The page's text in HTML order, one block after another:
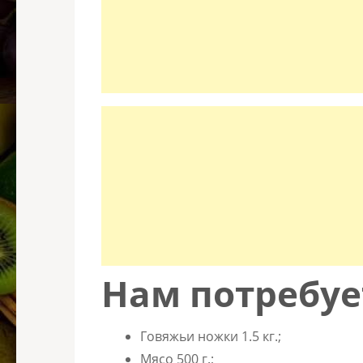
Нам
Говяжьи ножки 1.5 кг.;
Мясо 500 г.;